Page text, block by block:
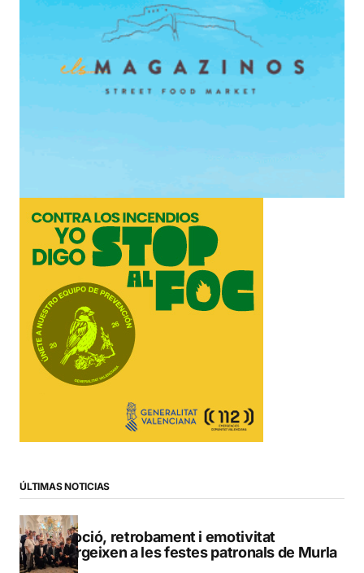
ÚLTIMAS NOTICIAS
Devoció, retrobament i emotivitat
emergeixen a les festes patronals de Murla